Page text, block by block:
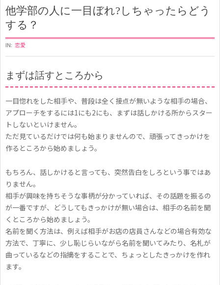
他学部の人に一目ぼれ?しちゃったらどう
する？
IN: 恋愛
他
学
部
の
人
に
一
目
ぼ
れ
?
し
まずは話すところから
一目惚れをした相手や、普段は全く接点が無いような相手の場合、
アプローチをするには1にも2にも、まずは話しかける所からスター
トしないといけません。
ただ見ているだけでは何も始まりませんので、頑張ってきっかけを
作るところから始めましょう。
もちろん、話しかけると言っても、突然告白をしろという事ではあ
りません。
相手が興味を持ちそうな事柄が分かっていれば、その話題を振るの
が一番ですが、どうしてもきっかけが無い場合は、相手の名前を聞
くところから始めましょう。
名前を聞く方法は、例えば相手がお店の店員さんなどの場合有効な
方法で、丁寧に、少し恥じらいながら名前を聞いてみたり、名札が
曲っているなどの指摘をすることで、ちょっとしたきっかけを作れ
ます。